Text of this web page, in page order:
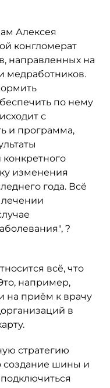
Алексея
конгломерат
направленных на
медработников.
по нему
с
и программа,
изменения
года. Всё
?
всё, что
например,
на приём к врачу
в
стратегию
создание шины и